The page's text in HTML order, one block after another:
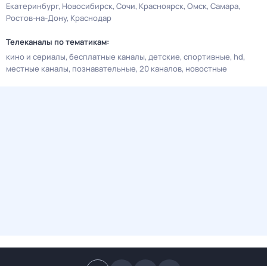
Екатеринбург Новосибирск Сочи Красноярск Омск Самара
Ростов-на-Дону Краснодар
Телеканалы по тематикам:
кино и сериалы бесплатные каналы детские спортивные hd
местные каналы познавательные 20 каналов новостные